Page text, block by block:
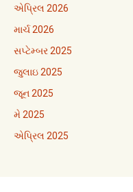
એપ્રિલ 2026
માર્ચ 2026
સપ્ટેમ્બર 2025
જુલાઇ 2025
જૂન 2025
મે 2025
એપ્રિલ 2025